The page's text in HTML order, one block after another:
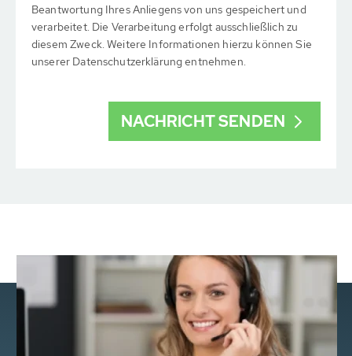
Beantwortung Ihres Anliegens von uns gespeichert und
verarbeitet. Die Verarbeitung erfolgt ausschließlich zu
diesem Zweck. Weitere Informationen hierzu können Sie
unserer Datenschutzerklärung entnehmen.